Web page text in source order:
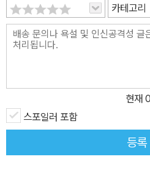
카테고리
현재 0
스포일러 포함
등록